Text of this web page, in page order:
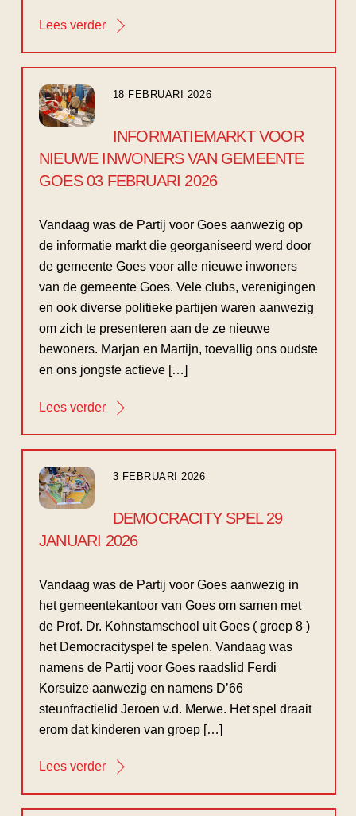
Lees verder
18 FEBRUARI 2026
INFORMATIEMARKT VOOR
NIEUWE INWONERS VAN GEMEENTE
GOES 03 FEBRUARI 2026
Vandaag was de Partij voor Goes aanwezig op
de informatie markt die georganiseerd werd door
de gemeente Goes voor alle nieuwe inwoners
van de gemeente Goes. Vele clubs, verenigingen
en ook diverse politieke partijen waren aanwezig
om zich te presenteren aan de ze nieuwe
bewoners. Marjan en Martijn, toevallig ons oudste
en ons jongste actieve […]
Lees verder
3 FEBRUARI 2026
DEMOCRACITY SPEL 29
JANUARI 2026
Vandaag was de Partij voor Goes aanwezig in
het gemeentekantoor van Goes om samen met
de Prof. Dr. Kohnstamschool uit Goes ( groep 8 )
het Democracityspel te spelen. Vandaag was
namens de Partij voor Goes raadslid Ferdi
Korsuize aanwezig en namens D’66
steunfractielid Jeroen v.d. Merwe. Het spel draait
erom dat kinderen van groep […]
Lees verder